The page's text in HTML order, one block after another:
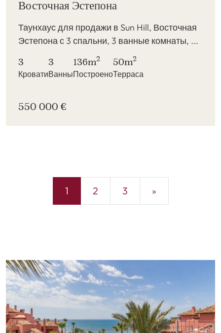
Восточная Эстепона
Таунхаус для продажи в Sun Hill, Восточная
Эстепона с 3 спальни, 3 ванные комнаты, ...
3
Кровати
3
Ванны
136m2
Построено
50m2
Терраса
550 000 €
1 2 3 »